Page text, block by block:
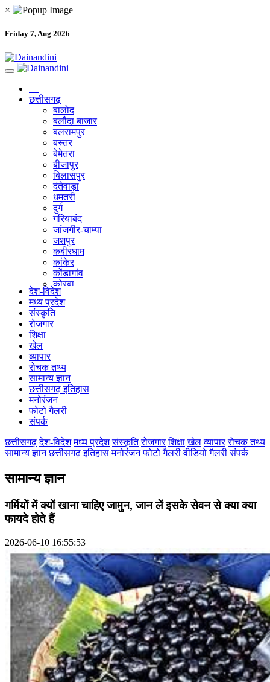
×
Friday 7, Aug 2026
छत्तीसगढ़
बालोद
बलौदा बाजार
बलरामपुर
बस्तर
बेमेतरा
बीजापुर
बिलासपुर
दंतेवाड़ा
धमतरी
दुर्ग
गरियाबंद
जांजगीर-चाम्पा
जशपुर
कबीरधाम
कांकेर
कोंडागांव
कोरबा
कोरिया
महासमुंद
मुंगेली
नारायणपुर
सुकमा
सूरजपुर
सरगुजा
गौरेला पेंड्रा मरवाही
खैरागढ़-छुईखदान-गंडई
सारंगढ़-बिलाईगढ़
मनेन्द्रगढ़ – चिरिमिरी – भरतपुर
सक्ति
देश-विदेश
मध्य प्रदेश
संस्कृति
रोजगार
शिक्षा
खेल
व्यापार
रोचक तथ्य
सामान्य ज्ञान
छत्तीसगढ़ इतिहास
मनोरंजन
फोटो गैलरी
संपर्क
छत्तीसगढ़ देश-विदेश मध्य प्रदेश संस्कृति रोजगार शिक्षा खेल व्यापार रोचक तथ्य
सामान्य ज्ञान छत्तीसगढ़ इतिहास मनोरंजन फोटो गैलरी वीडियो गैलरी संपर्क
सामान्य ज्ञान
गर्मियों में क्यों खाना चाहिए जामुन, जान लें इसके सेवन से क्या क्या
फायदे होते हैं
2026-06-10 16:55:53